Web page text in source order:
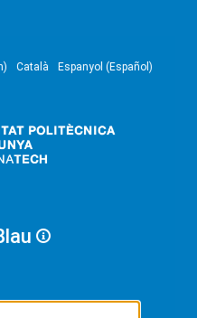
Català Espanyol (Español)